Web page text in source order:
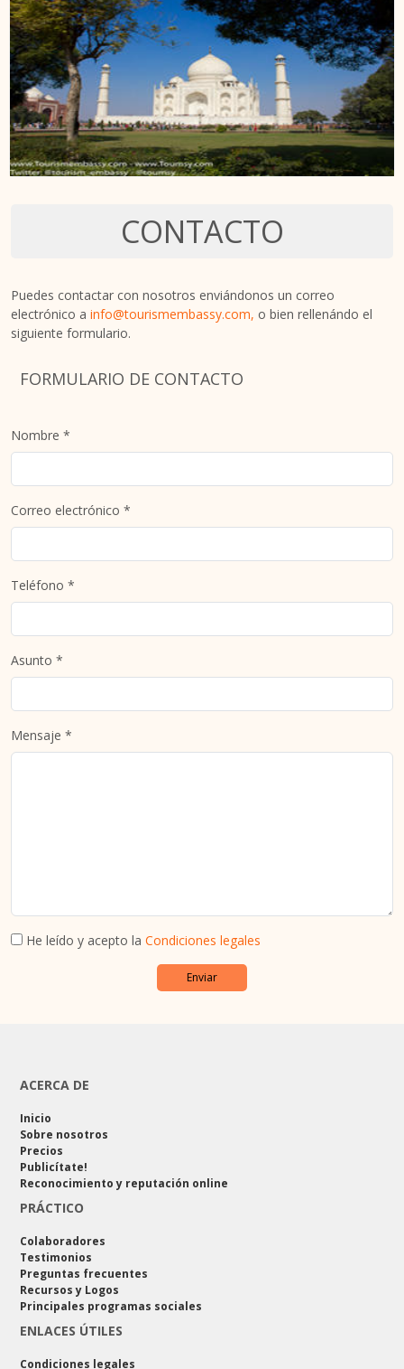
CONTACTO
Puedes contactar con nosotros enviándonos un correo
electrónico a info@tourismembassy.com, o bien rellenándo el
siguiente formulario.
FORMULARIO DE CONTACTO
Nombre *
Correo electrónico *
Teléfono *
Asunto *
Mensaje *
He leído y acepto la Condiciones legales
ACERCA DE
Inicio
Sobre nosotros
Precios
Publicítate!
Reconocimiento y reputación online
PRÁCTICO
Colaboradores
Testimonios
Preguntas frecuentes
Recursos y Logos
Principales programas sociales
ENLACES ÚTILES
Condiciones legales